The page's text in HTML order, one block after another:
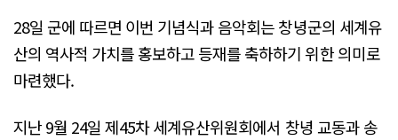
28일 군에 따르면 이번 기념식과 음악회는 창녕군의 세계유
산의 역사적 가치를 홍보하고 등재를 축하하기 위한 의미로
마련했다.
지난 9월 24일 제45차 세계유산위원회에서 창녕 교동과 송